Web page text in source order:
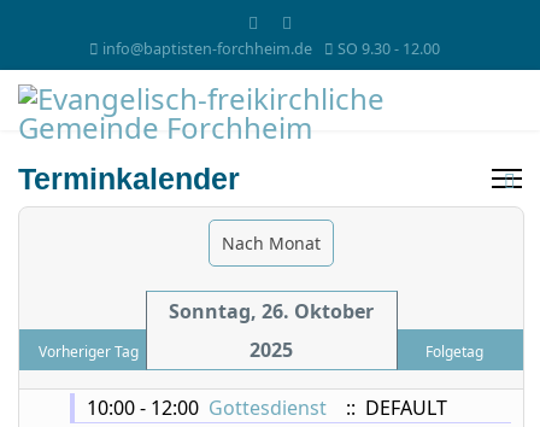
info@baptisten-forchheim.de SO 9.30 - 12.00
Terminkalender
Nach Monat
Vorheriger Tag
Sonntag, 26. Oktober
2025
Folgetag
10:00 - 12:00 Gottesdienst :: DEFAULT